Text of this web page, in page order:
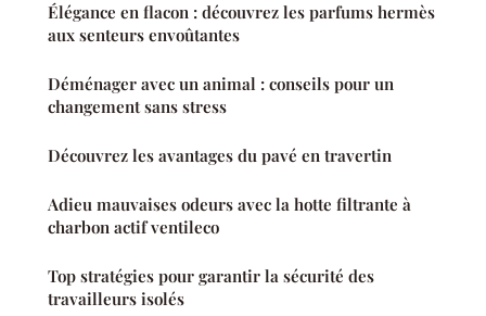
Élégance en flacon : découvrez les parfums hermès
aux senteurs envoûtantes
Déménager avec un animal : conseils pour un
changement sans stress
Découvrez les avantages du pavé en travertin
Adieu mauvaises odeurs avec la hotte filtrante à
charbon actif ventileco
Top stratégies pour garantir la sécurité des
travailleurs isolés